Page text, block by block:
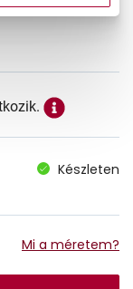
Készleten
Mi a méretem?